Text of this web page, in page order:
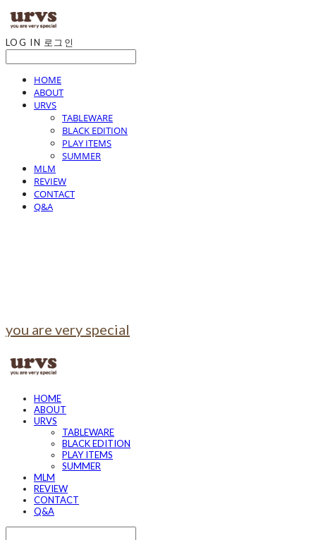
LOG IN 로그인
HOME
ABOUT
URVS
TABLEWARE
BLACK EDITION
PLAY ITEMS
SUMMER
MLM
REVIEW
CONTACT
Q&A
you are very special
HOME
ABOUT
URVS
TABLEWARE
BLACK EDITION
PLAY ITEMS
SUMMER
MLM
REVIEW
CONTACT
Q&A